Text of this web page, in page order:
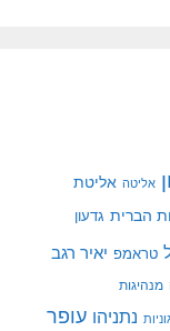
אליטה אליטת
הברית גדעון
טראמפ יאיר רגב
מנהיגות
נתניהו עופר